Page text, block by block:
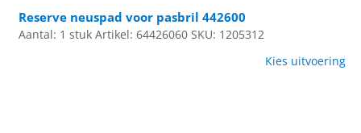
Reserve neuspad voor pasbril 442600
Aantal: 1 stuk Artikel: 64426060 SKU: 1205312
Kies uitvoering